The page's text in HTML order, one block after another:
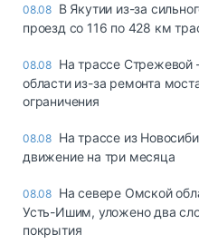
08.08 В Якутии из-за
проезд со 116 по 428 км
08.08 На трассе Стрежевой
области из-за ремонта
ограничения
08.08 На трассе из
движение на три месяца
08.08 На севере Омской
Усть-Ишим, уложено два
покрытия